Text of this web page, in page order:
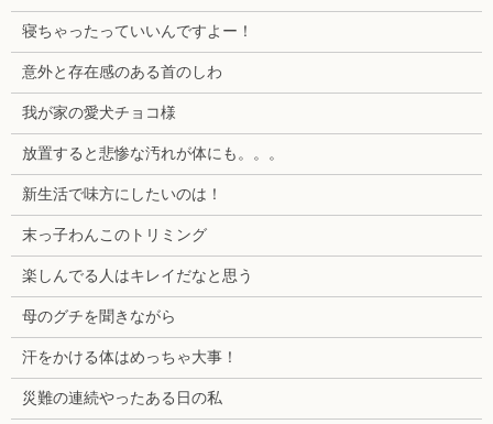
寝ちゃったっていいんですよー！
意外と存在感のある首のしわ
我が家の愛犬チョコ様
放置すると悲惨な汚れが体にも。。。
新生活で味方にしたいのは！
末っ子わんこのトリミング
楽しんでる人はキレイだなと思う
母のグチを聞きながら
汗をかける体はめっちゃ大事！
災難の連続やったある日の私